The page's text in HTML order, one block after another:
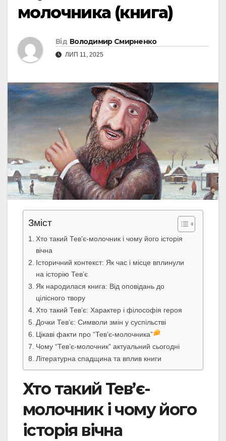
молочника (книга)
Від Володимир Смирненко
ЛИП 11, 2025
Зміст
Хто такий Тев’є-молочник і чому його історія
вічна
Історичний контекст: Як час і місце вплинули
на історію Тев’є
Як народилася книга: Від оповідань до
цілісного твору
Хто такий Тев’є: Характер і філософія героя
Дочки Тев’є: Символи змін у суспільстві
Цікаві факти про “Тев’є-молочника”
Чому “Тев’є-молочник” актуальний сьогодні
Літературна спадщина та вплив книги
Хто такий Тев’є-
молочник і чому його
історія вічна